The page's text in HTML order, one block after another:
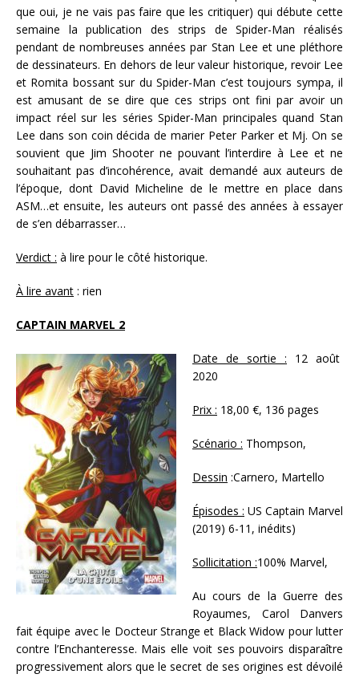
que oui, je ne vais pas faire que les critiquer) qui débute cette
semaine la publication des strips de Spider-Man réalisés
pendant de nombreuses années par Stan Lee et une pléthore
de dessinateurs. En dehors de leur valeur historique, revoir Lee
et Romita bossant sur du Spider-Man c’est toujours sympa, il
est amusant de se dire que ces strips ont fini par avoir un
impact réel sur les séries Spider-Man principales quand Stan
Lee dans son coin décida de marier Peter Parker et Mj. On se
souvient que Jim Shooter ne pouvant l’interdire à Lee et ne
souhaitant pas d’incohérence, avait demandé aux auteurs de
l’époque, dont David Micheline de le mettre en place dans
ASM…et ensuite, les auteurs ont passé des années à essayer
de s’en débarrasser…
Verdict : à lire pour le côté historique.
À lire avant : rien
CAPTAIN MARVEL 2
Date de sortie : 12 août
2020
Prix : 18,00 €, 136 pages
Scénario : Thompson,
Dessin :Carnero, Martello
Épisodes : US Captain Marvel
(2019) 6-11, inédits)
Sollicitation :100% Marvel,
Au cours de la Guerre des
Royaumes, Carol Danvers
fait équipe avec le Docteur Strange et Black Widow pour lutter
contre l’Enchanteresse. Mais elle voit ses pouvoirs disparaître
progressivement alors que le secret de ses origines est dévoilé